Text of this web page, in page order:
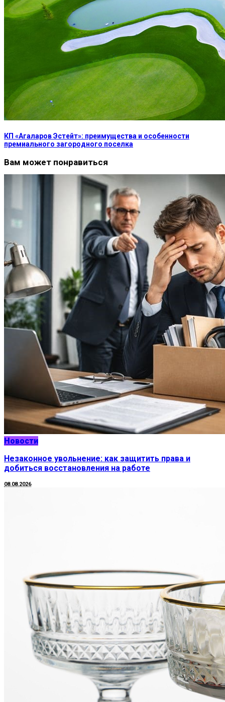
КП «Агаларов Эстейт»: преимущества и особенности
премиального загородного поселка
Вам может понравиться
Новости
Незаконное увольнение: как защитить права и
добиться восстановления на работе
08.08.2026